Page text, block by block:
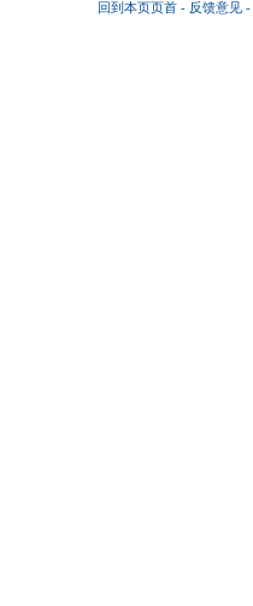
回到本页页首 - 反馈意见 -